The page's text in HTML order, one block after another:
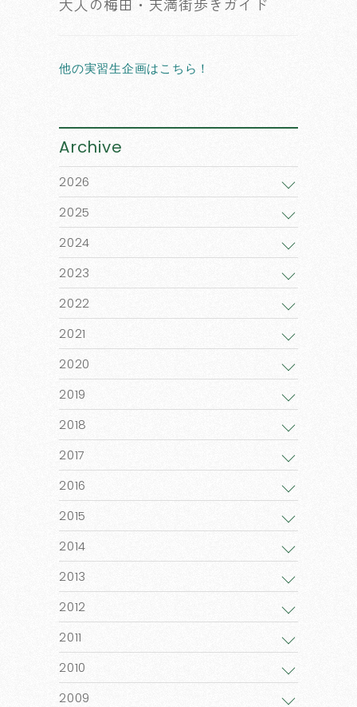
他の実習生企画はこちら！
Archive
2026
2025
2024
2023
2022
2021
2020
2019
2018
2017
2016
2015
2014
2013
2012
2011
2010
2009